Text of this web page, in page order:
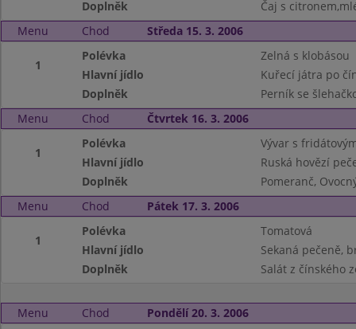
Doplněk
Čaj s
Menu
Chod Středa 15. 3. 2006
1
Polévka
Zelná s klobásou
Hlavní jídlo
Kuřecí játra po
Doplněk
Perník se
Menu
Chod Čtvrtek 16. 3. 2006
1
Polévka
Vývar s
Hlavní jídlo
Ruská hovězí
Doplněk
Pomeranč,
Menu
Chod Pátek 17. 3. 2006
1
Polévka
Tomatová
Hlavní jídlo
Sekaná pečeně,
Doplněk
Salát z čínského
Menu Chod Pondělí 20. 3. 2006